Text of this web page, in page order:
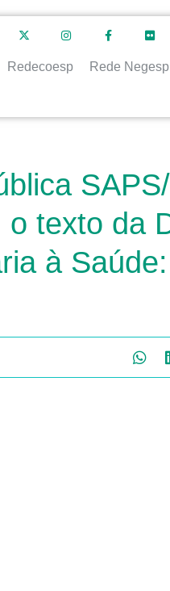
Redecoesp Rede Negesp
texto da
à Saúde: